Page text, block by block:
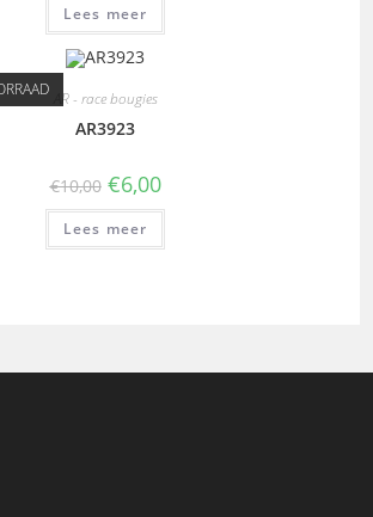
Lees meer
AR - race bougies
AR3923
€10,00 €6,00
Lees meer